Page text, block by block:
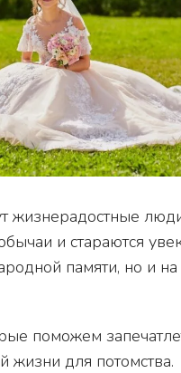
жизнерадостные
и стараются
памяти, но и
поможем
жизни для потомства.